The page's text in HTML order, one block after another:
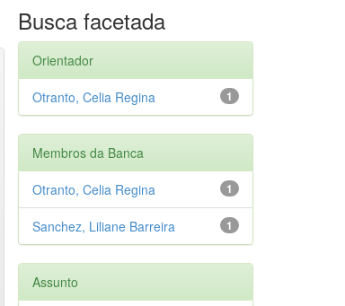
Busca facetada
Orientador
1
Otranto, Celia Regina
Membros da Banca
1
Otranto, Celia Regina
1
Sanchez, Liliane Barreira
Assunto